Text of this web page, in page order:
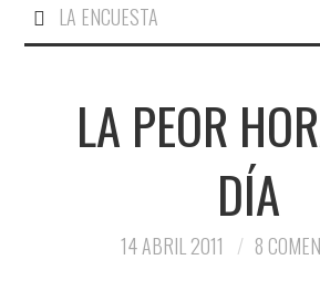
LA ENCUESTA
LA PEOR
DÍA
14 ABRIL 2011 8